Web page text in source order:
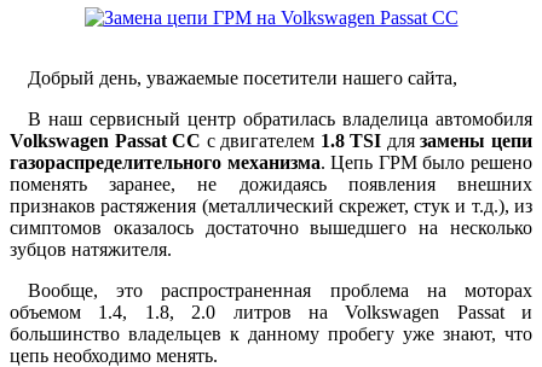
Добрый день, уважаемые посетители нашего сайта,
В наш сервисный центр обратилась владелица автомобиля
Volkswagen Passat CC с двигателем 1.8 TSI длязамены цепи
газораспределительного механизма. Цепь ГРМ было решено
поменять заранее, не дожидаясь появления внешних
признаков растяжения (металлический скрежет, стук и т.д.), из
симптомов оказалось достаточно вышедшего на несколько
зубцов натяжителя.
Вообще, это распространенная проблема на моторах
объемом 1.4, 1.8, 2.0 литров на Volkswagen Passat и
большинство владельцев к данному пробегу уже знают, что
цепь необходимо менять.